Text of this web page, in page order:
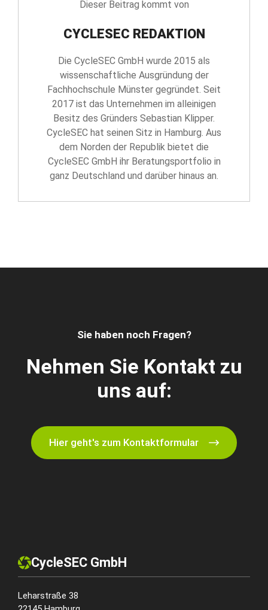
Dieser Beitrag kommt von
CYCLESEC REDAKTION
Die CycleSEC GmbH wurde 2015 als
wissenschaftliche Ausgründung der
Fachhochschule Münster gegründet. Seit
2017 ist das Unternehmen im alleinigen
Besitz des Gründers Sebastian Klipper.
CycleSEC hat seinen Sitz in Hamburg. Aus
dem Norden der Republik bietet die
CycleSEC GmbH ihr Beratungsportfolio in
ganz Deutschland und darüber hinaus an.
Sie haben noch Fragen?
Nehmen Sie Kontakt zu
uns auf:
Hier geht's zum Kontaktformular
CycleSEC GmbH
Leharstraße 38